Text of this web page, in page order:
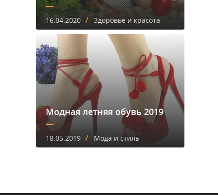
16.04.2020 / Здоровье и красота
Модная летняя обувь 2019
18.05.2019 / Мода и стиль